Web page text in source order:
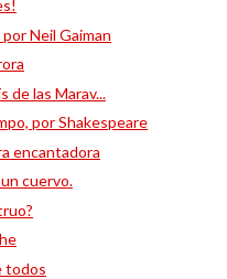
Neil Gaiman
de las Marav...
por Shakespeare
encantadora
cuervo.
todos